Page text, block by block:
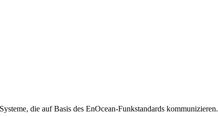
die auf Basis des EnOcean-Funkstandards kommunizieren.